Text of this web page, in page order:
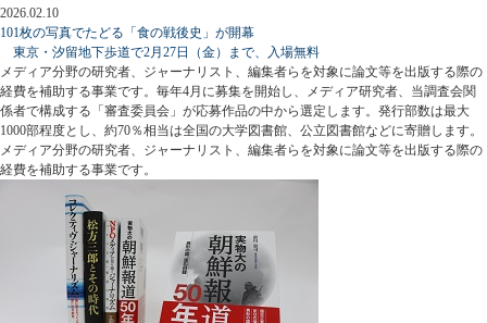
2026.02.10
101枚の写真でたどる「食の戦後史」が開幕
東京・汐留地下歩道で2月27日（金）まで、入場無料
メディア分野の研究者、ジャーナリスト、編集者らを対象に論文等を出版する際の
経費を補助する事業です。毎年4月に募集を開始し、メディア研究者、当調査会関
係者で構成する「審査委員会」が応募作品の中から選定します。発行部数は最大
1000部程度とし、約70％相当は全国の大学図書館、公立図書館などに寄贈します。
メディア分野の研究者、ジャーナリスト、編集者らを対象に論文等を出版する際の
経費を補助する事業です。